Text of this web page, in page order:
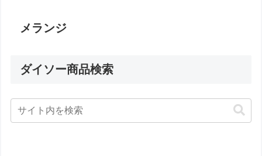
メランジ
ダイソー商品検索